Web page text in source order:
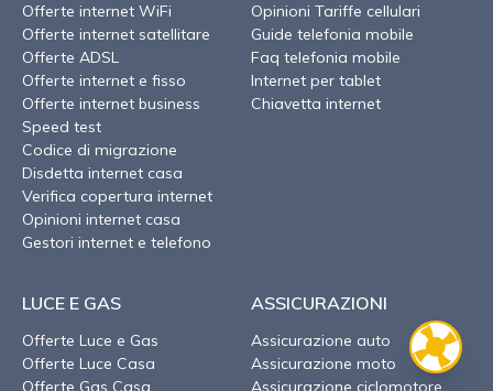
Offerte internet WiFi
Offerte internet satellitare
Offerte ADSL
Offerte internet e fisso
Offerte internet business
Speed test
Codice di migrazione
Disdetta internet casa
Verifica copertura internet
Opinioni internet casa
Gestori internet e telefono
Opinioni Tariffe cellulari
Guide telefonia mobile
Faq telefonia mobile
Internet per tablet
Chiavetta internet
LUCE E GAS
Offerte Luce e Gas
Offerte Luce Casa
Offerte Gas Casa
ASSICURAZIONI
Assicurazione auto
Assicurazione moto
Assicurazione ciclomotore